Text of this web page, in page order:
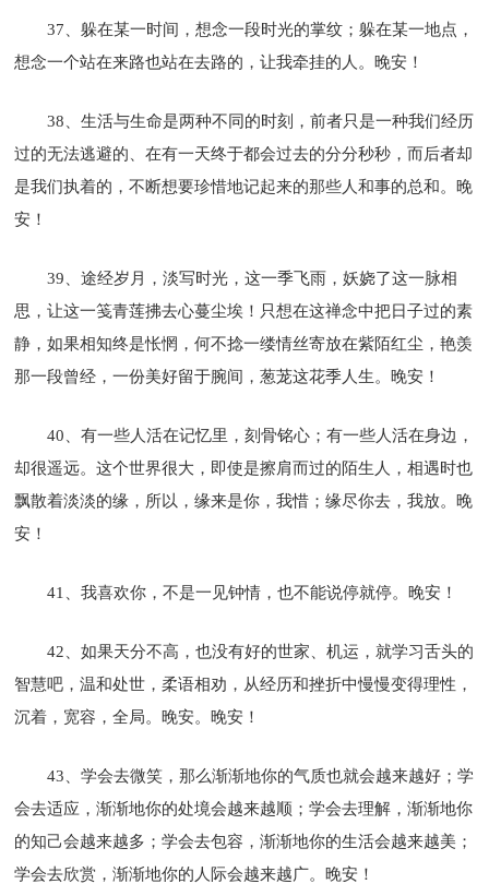
37、躲在某一时间，想念一段时光的掌纹；躲在某一地点，
想念一个站在来路也站在去路的，让我牵挂的人。晚安！
38、生活与生命是两种不同的时刻，前者只是一种我们经历
过的无法逃避的、在有一天终于都会过去的分分秒秒，而后者却
是我们执着的，不断想要珍惜地记起来的那些人和事的总和。晚
安！
39、途经岁月，淡写时光，这一季飞雨，妖娆了这一脉相
思，让这一笺青莲拂去心蔓尘埃！只想在这禅念中把日子过的素
静，如果相知终是怅惘，何不捻一缕情丝寄放在紫陌红尘，艳羡
那一段曾经，一份美好留于腕间，葱茏这花季人生。晚安！
40、有一些人活在记忆里，刻骨铭心；有一些人活在身边，
却很遥远。这个世界很大，即使是擦肩而过的陌生人，相遇时也
飘散着淡淡的缘，所以，缘来是你，我惜；缘尽你去，我放。晚
安！
41、我喜欢你，不是一见钟情，也不能说停就停。晚安！
42、如果天分不高，也没有好的世家、机运，就学习舌头的
智慧吧，温和处世，柔语相劝，从经历和挫折中慢慢变得理性，
沉着，宽容，全局。晚安。晚安！
43、学会去微笑，那么渐渐地你的气质也就会越来越好；学
会去适应，渐渐地你的处境会越来越顺；学会去理解，渐渐地你
的知己会越来越多；学会去包容，渐渐地你的生活会越来越美；
学会去欣赏，渐渐地你的人际会越来越广。晚安！